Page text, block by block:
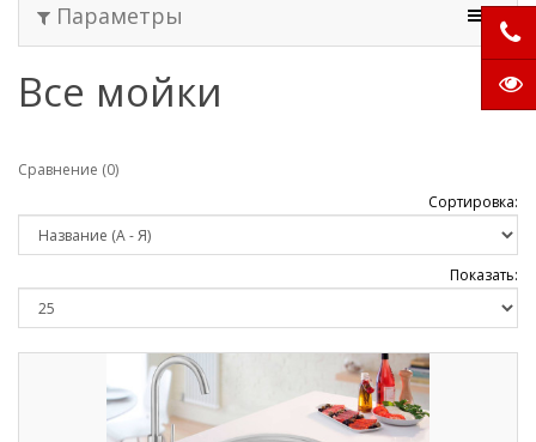
Параметры
Все мойки
Сравнение (0)
Сортировка:
Показать: